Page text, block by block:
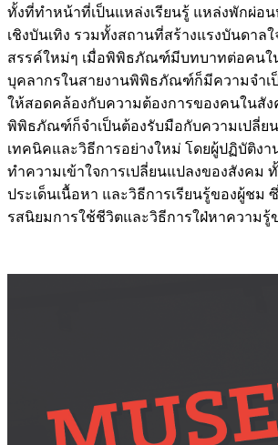
เชิงบันเทิง รวมทั้งสถานที่สร้างแรงบันดาล
สรรค์ใหม่ๆ เมื่อพิพิธภัณฑ์มีบทบาทต่อคนใ
บุคลากรในสายงานพิพิธภัณฑ์ก็มีความจำเป็
ให้สอดคล้องกับความต้องการของคนในสัง
พิพิธภัณฑ์ก็จำเป็นต้องรับมือกับความเปลี่ยน
เทคนิคและวิธีการอย่างใหม่ โดยผู้ปฏิบัติ
ทำความเข้าใจการเปลี่ยนแปลงของสังคม
ประเด็นเนื้อหา และวิธีการเรียนรู้ของผู้ชม ซึ่
รสนิยมการใช้ชีวิตและวิธีการใฝ่หาความรู้